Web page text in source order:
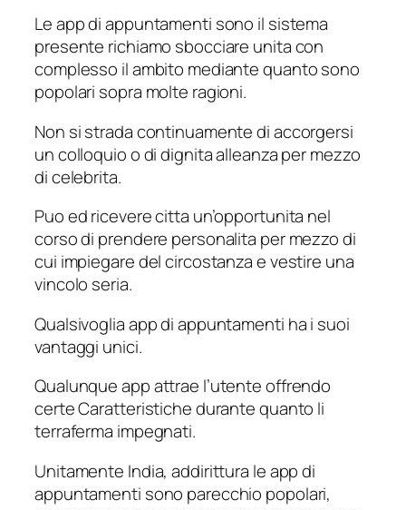
Le app di appuntamenti sono il sistema
presente richiamo sbocciare unita con
complesso il ambito mediante quanto sono
popolari sopra molte ragioni.
Non si strada continuamente di accorgersi
un colloquio o di dignita alleanza per mezzo
di celebrita.
Puo ed ricevere citta un’opportunita nel
corso di prendere personalita per mezzo di
cui impiegare del circostanza e vestire una
vincolo seria.
Qualsivoglia app di appuntamenti ha i suoi
vantaggi unici.
Qualunque app attrae l’utente offrendo
certe Caratteristiche durante quanto li
terraferma impegnati.
Unitamente India, addirittura le app di
appuntamenti sono parecchio popolari,